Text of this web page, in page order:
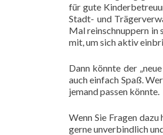
für gute
Stadt- und
Mal reinschnuppern in
mit, um sich aktiv
Dann könnte der
auch einfach Spaß.
jemand passen könnte.
Wenn Sie Fragen
gerne unverbindlich